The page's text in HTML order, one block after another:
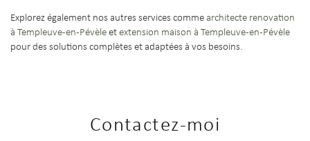
Explorez également nos autres services commearchitecte renovation
à Templeuve-en-Pévèleetextension maison à Templeuve-en-Pévèle
pour des solutions complètes et adaptées à vos besoins.
Contactez-moi